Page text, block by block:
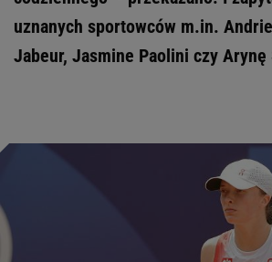
uznanych sportowców m.in.
Jabeur, Jasmine Paolini czy Arynę